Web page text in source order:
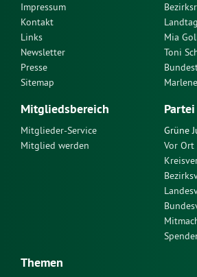
Impressum
Kontakt
Links
Newsletter
Presse
Sitemap
Mia
Toni
Mitgliedsbereich
Mitglieder-Service
Mitglied werden
Partei
Grüne
Vor Ort
Themen